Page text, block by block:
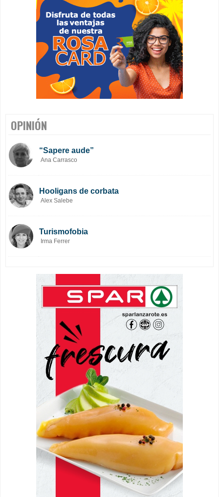
OPINIÓN
“Sapere aude”
Ana Carrasco
Hooligans de corbata
Alex Salebe
Turismofobia
Irma Ferrer